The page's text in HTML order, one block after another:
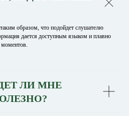
образом, что подойдет слушателю
дается доступным языком и плавно
ЛИ МНЕ